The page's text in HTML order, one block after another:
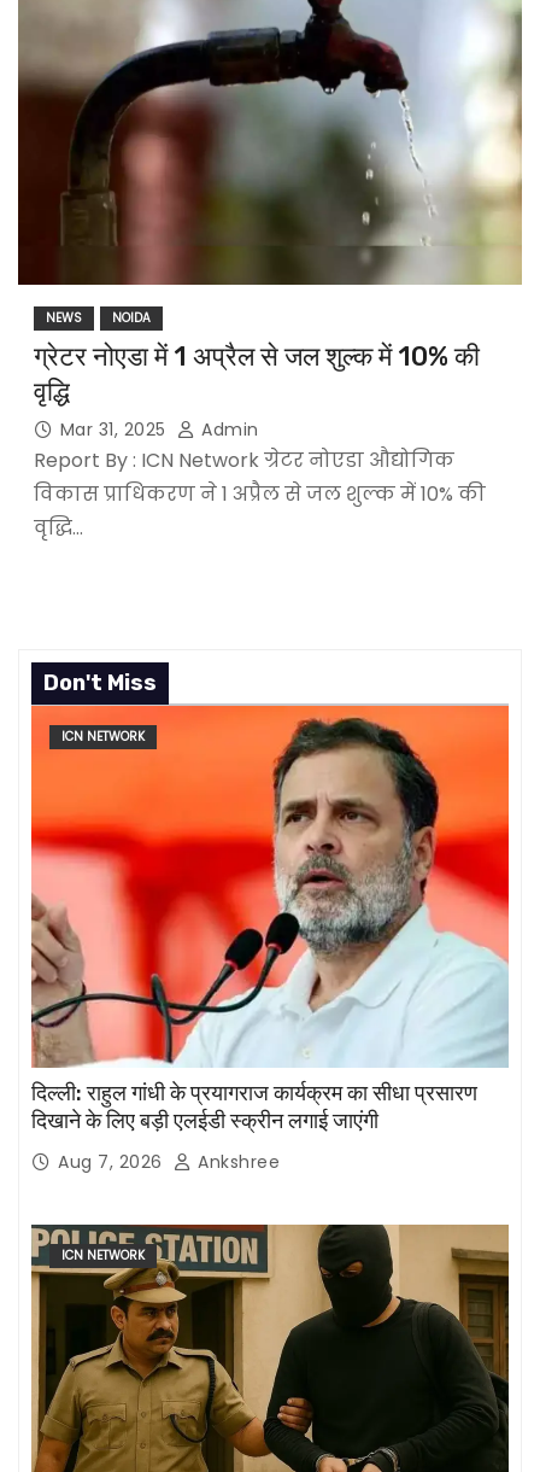
NEWS NOIDA
ग्रेटर नोएडा में 1 अप्रैल से जल शुल्क में 10% की
वृद्धि
Mar 31, 2025 Admin
Report By : ICN Network ग्रेटर नोएडा औद्योगिक
विकास प्राधिकरण ने 1 अप्रैल से जल शुल्क में 10% की
वृद्धि…
Don't Miss
ICN NETWORK
दिल्ली: राहुल गांधी के प्रयागराज कार्यक्रम का सीधा प्रसारण
दिखाने के लिए बड़ी एलईडी स्क्रीन लगाई जाएंगी
Aug 7, 2026 Ankshree
ICN NETWORK